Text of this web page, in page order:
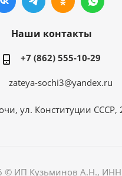
Наши контакты
+7 (862) 555-10-29
zateya-sochi3@yandex.ru
ул. Конституции СССР,
© ИП Кузьминов А.Н., ИНН